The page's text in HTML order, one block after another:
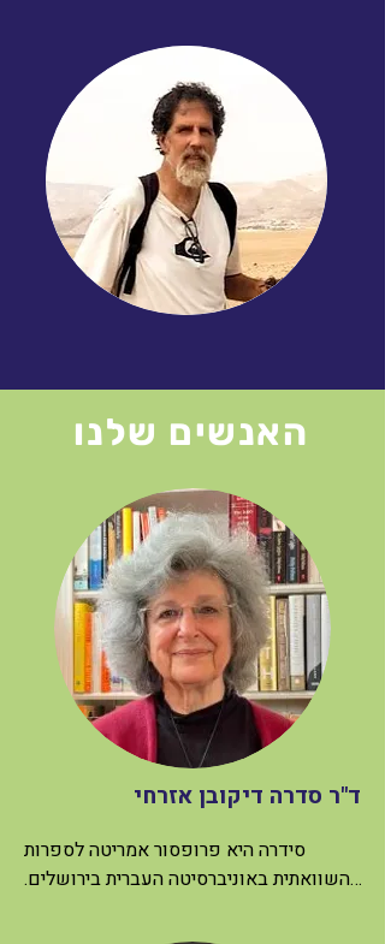
האנשים שלנו
ד"ר סדרה דיקובן אזרחי
סידרה היא פרופסור אמריטה לספרות
השוואתית באוניברסיטה העברית בירושלים.
רבות בארצות הברית, קנדה ואירופה,